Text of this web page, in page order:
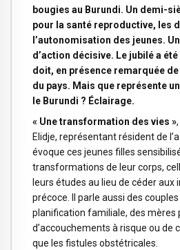
bougies au Burundi. Un demi-
pour la santé reproductive, les
l’autonomisation des jeunes.
d’action décisive. Le jubilé a
doit, en présence remarquée
du pays. Mais que représente
le Burundi ? Éclairage.
« Une transformation des vies »
Elidje, représentant résident de
évoque ces jeunes filles
transformations de leur corps,
leurs études au lieu de céder aux
précoce. Il parle aussi des
planification familiale, des mères
d’accouchements à risque ou de
que les fistules obstétricales.